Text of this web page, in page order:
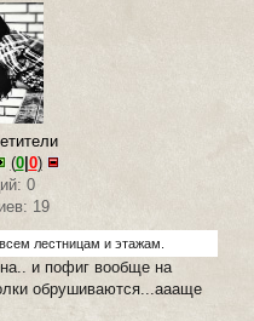
(0|0)
0
19
лестницам и этажам.
и пофиг вообще на
обрушиваются...аааще